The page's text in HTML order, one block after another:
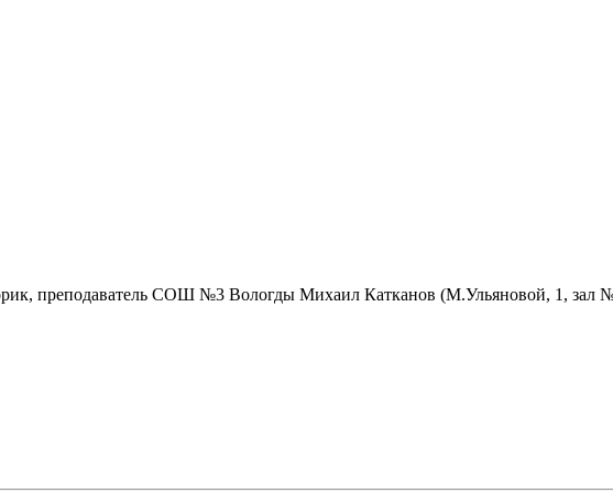
преподаватель СОШ №3 Вологды Михаил Катканов (М.Ульяновой, 1, зал